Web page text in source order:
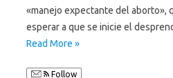
«manejo expectante del aborto»,
esperar a que se inicie el
Read More »
Follow